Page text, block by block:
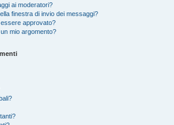
ai moderatori?
finestra di invio dei messaggi?
approvato?
mio argomento?